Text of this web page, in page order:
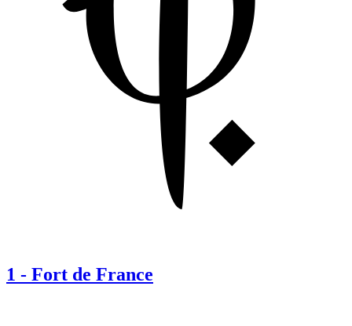
1 - Fort de France